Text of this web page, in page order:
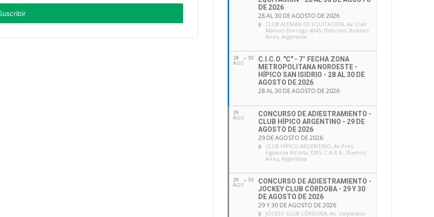
DE 2026
28 AL 30 DE AGOSTO DE 2026
CLUB ALEMÁN DE EQUITACIÓN, Av Cnel
Manuel Dorrego 4045, Palermo, Buenos
Aires, Argentina
28
AGO
30
C.I.C.O. "C" - 7° FECHA ZONA
METROPOLITANA NOROESTE -
HÍPICO SAN ISIDRIO - 28 AL 30 DE
AGOSTO DE 2026
28 AL 30 DE AGOSTO DE 2026
29
AGO
CONCURSO DE ADIESTRAMIENTO -
CLUB HÍPICO ARGENTINO - 29 DE
AGOSTO DE 2026
29 DE AGOSTO DE 2026
CLUB HÍPICO ARGENTINO, Av Pres.
Figueroa Alcorta 7285, C.A.B.A., Buenos
Aires, Argentina
29
AGO
30
CONCURSO DE ADIESTRAMIENTO -
JOCKEY CLUB CÓRDOBA - 29 Y 30
DE AGOSTO DE 2026
29 Y 30 DE AGOSTO DE 2026
JOCKEY CLUB CÓRDOBA, Av. Valparaíso